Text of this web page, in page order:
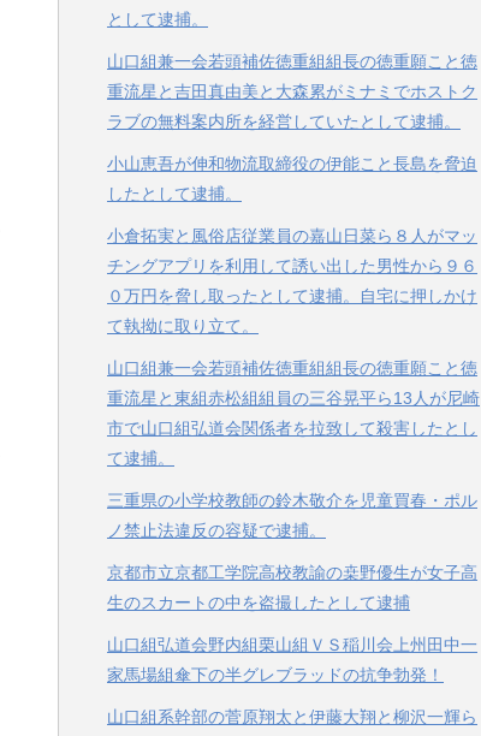
として逮捕。
山口組兼一会若頭補佐徳重組組長の徳重願こと徳
重流星と吉田真由美と大森累がミナミでホストク
ラブの無料案内所を経営していたとして逮捕。
小山恵吾が伸和物流取締役の伊能こと長島を脅迫
したとして逮捕。
小倉拓実と風俗店従業員の嘉山日菜ら８人がマッ
チングアプリを利用して誘い出した男性から９６
０万円を脅し取ったとして逮捕。自宅に押しかけ
て執拗に取り立て。
山口組兼一会若頭補佐徳重組組長の徳重願こと徳
重流星と東組赤松組組員の三谷晃平ら13人が尼崎
市で山口組弘道会関係者を拉致して殺害したとし
て逮捕。
三重県の小学校教師の鈴木敬介を児童買春・ポル
ノ禁止法違反の容疑で逮捕。
京都市立京都工学院高校教諭の桒野優生が女子高
生のスカートの中を盗撮したとして逮捕
山口組弘道会野内組栗山組ＶＳ稲川会上州田中一
家馬場組傘下の半グレブラッドの抗争勃発！
山口組系幹部の菅原翔太と伊藤大翔と柳沢一輝ら